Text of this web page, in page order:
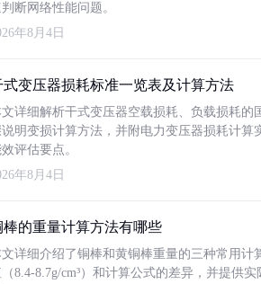
断网络性能问题。
年8月4日
式变压器损耗标准一览表及计算方法
详细解析干式变压器空载损耗、负载损耗的
明变损计算方法，并附电力变压器损耗计算
评估要点。
年8月4日
棒的重量计算方法有哪些
详细介绍了铜棒和黄铜棒重量的三种常用
8.4-8.7g/cm³）和计算公式的差异，并提供